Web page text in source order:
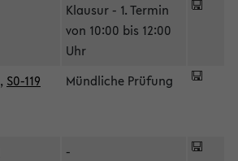
Klausur - 1. Termin
von 10:00 bis 12:00
Uhr
, S0-119 Mündliche Prüfung
-